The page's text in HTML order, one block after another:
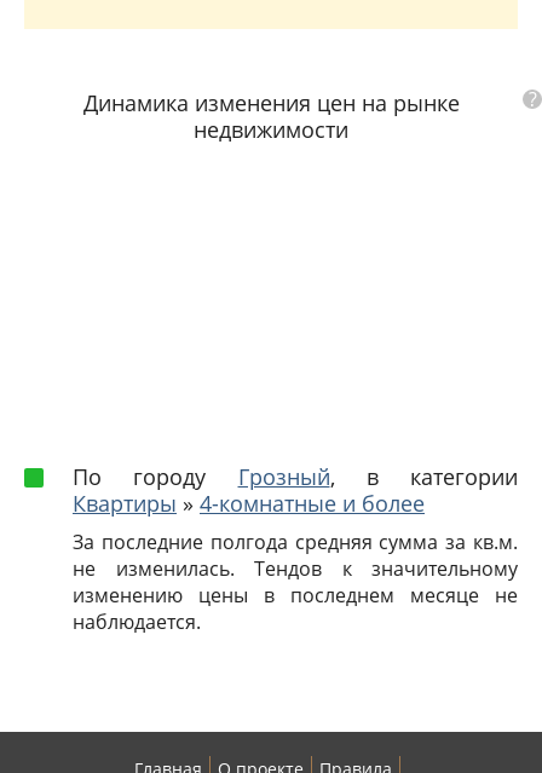
Динамика изменения цен на рынке
недвижимости
?
По городу Грозный, в категории
Квартиры » 4-комнатные и более
За последние полгода средняя сумма за кв.м.
не изменилась. Тендов к значительному
изменению цены в последнем месяце не
наблюдается.